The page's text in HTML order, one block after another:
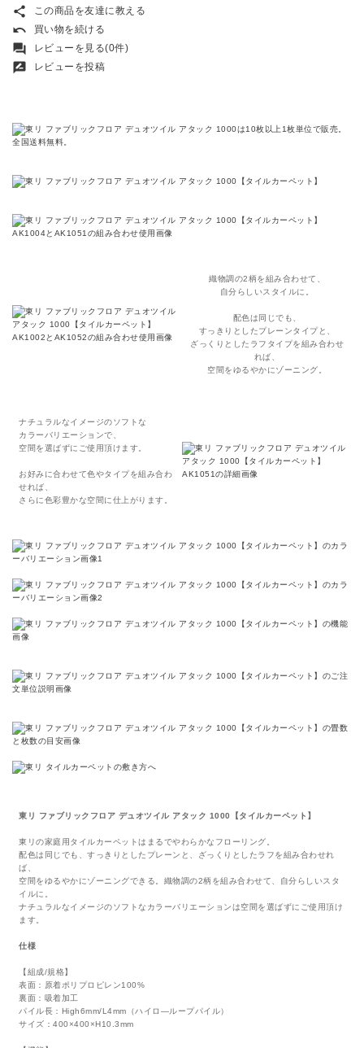
share この商品を友達に教える
undo 買い物を続ける
forum レビューを見る(0件)
rate_review レビューを投稿
織物調の2柄を組み合わせて、
自分らしいスタイルに。
配色は同じでも、
すっきりとしたプレーンタイプと、
ざっくりとしたラフタイプを組み合わせ
れば、
空間をゆるやかにゾーニング。
ナチュラルなイメージのソフトな
カラーバリエーションで、
空間を選ばずにご使用頂けます。
お好みに合わせて色やタイプを組み合わ
せれば、
さらに色彩豊かな空間に仕上がります。
東リ ファブリックフロア デュオツイル アタック 1000【タイルカーペット】
東リの家庭用タイルカーペットはまるでやわらかなフローリング。
配色は同じでも、すっきりとしたプレーンと、ざっくりとしたラフを組み合わせれ
ば、
空間をゆるやかにゾーニングできる。織物調の2柄を組み合わせて、自分らしいスタ
イルに。
ナチュラルなイメージのソフトなカラーバリエーションは空間を選ばずにご使用頂け
ます。
仕様
【組成/規格】
表面：原着ポリプロピレン100%
裏面：吸着加工
パイル長：High6mm/L4mm（ハイロ―ループパイル）
サイズ：400×400×H10.3mm